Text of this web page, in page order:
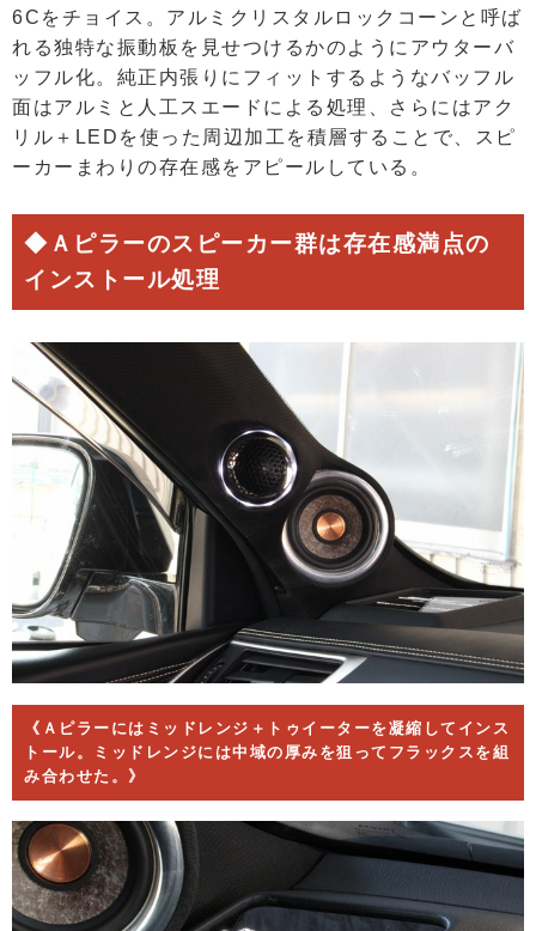
6Cをチョイス。アルミクリスタルロックコーンと呼ば
れる独特な振動板を見せつけるかのようにアウターバ
ッフル化。純正内張りにフィットするようなバッフル
面はアルミと人工スエードによる処理、さらにはアク
リル＋LEDを使った周辺加工を積層することで、スピ
ーカーまわりの存在感をアピールしている。
◆Ａピラーのスピーカー群は存在感満点の
インストール処理
《Ａピラーにはミッドレンジ＋トゥイーターを凝縮してインス
トール。ミッドレンジには中域の厚みを狙ってフラックスを組
み合わせた。》